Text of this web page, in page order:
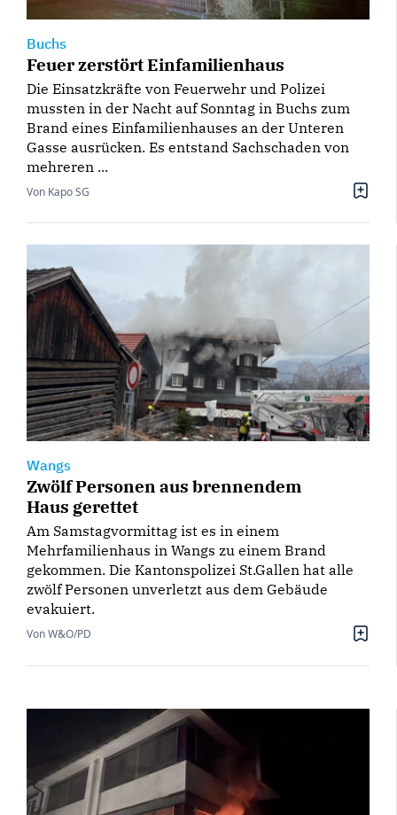
Buchs
Feuer zerstört Einfamilienhaus
Die Einsatzkräfte von Feuerwehr und Polizei
mussten in der Nacht auf Sonntag in Buchs zum
Brand eines Einfamilienhauses an der Unteren
Gasse ausrücken. Es entstand Sachschaden von
mehreren ...
Von Kapo SG
Wangs
Zwölf Personen aus brennendem
Haus gerettet
Am Samstagvormittag ist es in einem
Mehrfamilienhaus in Wangs zu einem Brand
gekommen. Die Kantonspolizei St.Gallen hat alle
zwölf Personen unverletzt aus dem Gebäude
evakuiert.
Von W&O/PD